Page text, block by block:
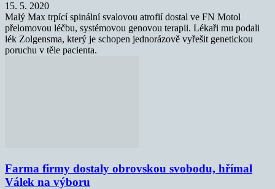
15. 5. 2020
Malý Max trpící spinální svalovou atrofií dostal ve FN Motol
přelomovou léčbu, systémovou genovou terapii. Lékaři mu podali
lék Zolgensma, který je schopen jednorázově vyřešit genetickou
poruchu v těle pacienta.
Farma firmy dostaly obrovskou svobodu, hřímal
Válek na výboru